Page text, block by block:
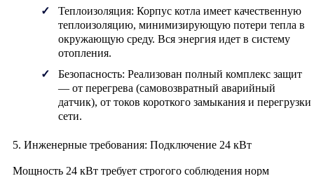
Теплоизоляция: Корпус котла имеет качественную
теплоизоляцию, минимизирующую потери тепла в
окружающую среду. Вся энергия идет в систему
отопления.
Безопасность: Реализован полный комплекс защит
— от перегрева (самовозвратный аварийный
датчик), от токов короткого замыкания и перегрузки
сети.
5. Инженерные требования: Подключение 24 кВт
Мощность 24 кВт требует строгого соблюдения норм